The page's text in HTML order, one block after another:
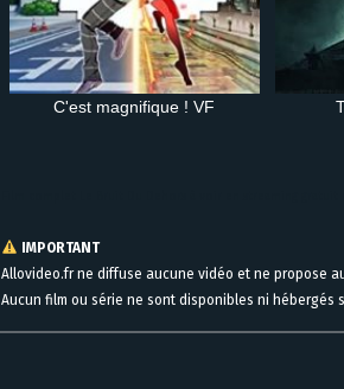
C'est magnifique ! VF
IMPORTANT
Allovideo.fr ne diffuse aucune vidéo et ne propose
Aucun film ou série ne sont disponibles ni hébergés